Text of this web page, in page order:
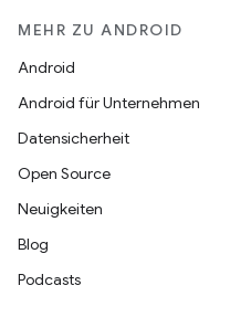
MEHR ZU ANDROID
Android
Android für Unternehmen
Datensicherheit
Open Source
Neuigkeiten
Blog
Podcasts